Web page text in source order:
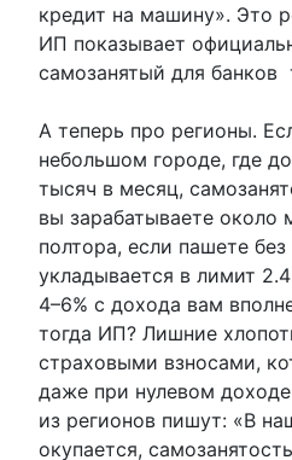
кредит на машину». Это
ИП показывает
самозанятый для банков
А теперь про регионы.
небольшом городе, где
тысяч в месяц,
вы зарабатываете около
полтора, если пашете
укладывается в лимит
4–6% с дохода вам
тогда ИП? Лишние
страховыми взносами,
даже при нулевом
из регионов пишут: «В
окупается,